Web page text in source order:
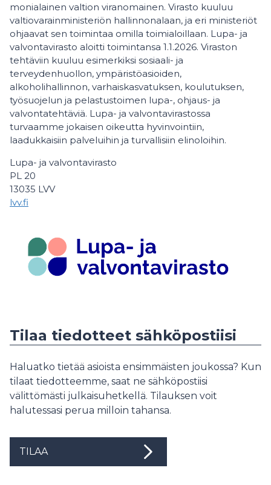
monialainen valtion viranomainen. Virasto kuuluu
valtiovarainministeriön hallinnonalaan, ja eri ministeriöt
ohjaavat sen toimintaa omilla toimialoillaan. Lupa- ja
valvontavirasto aloitti toimintansa 1.1.2026. Viraston
tehtäviin kuuluu esimerkiksi sosiaali- ja
terveydenhuollon, ympäristöasioiden,
alkoholihallinnon, varhaiskasvatuksen, koulutuksen,
työsuojelun ja pelastustoimen lupa-, ohjaus- ja
valvontatehtäviä. Lupa- ja valvontavirastossa
turvaamme jokaisen oikeutta hyvinvointiin,
laadukkaisiin palveluihin ja turvallisiin elinoloihin.
Lupa- ja valvontavirasto
PL 20
13035 LVV
lvv.fi
Tilaa tiedotteet sähköpostiisi
Haluatko tietää asioista ensimmäisten joukossa? Kun
tilaat tiedotteemme, saat ne sähköpostiisi
välittömästi julkaisuhetkellä. Tilauksen voit
halutessasi perua milloin tahansa.
TILAA